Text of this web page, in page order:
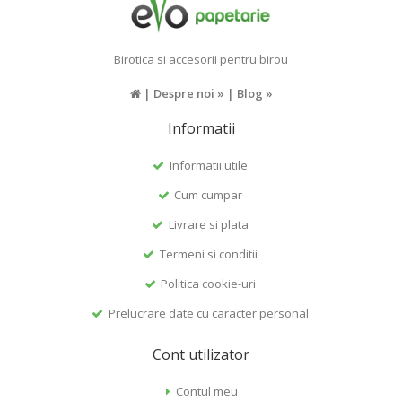
Birotica si accesorii pentru birou
| Despre noi » | Blog »
Informatii
Informatii utile
Cum cumpar
Livrare si plata
Termeni si conditii
Politica cookie-uri
Prelucrare date cu caracter personal
Cont utilizator
Contul meu